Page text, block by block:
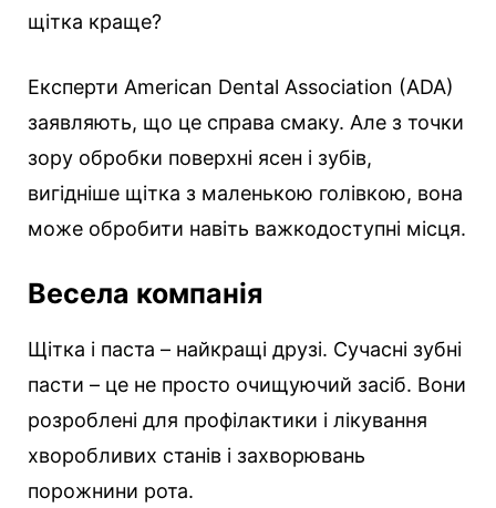
щітка краще?
Експерти American Dental Association (ADA)
заявляють, що це справа смаку. Але з точки
зору обробки поверхні ясен і зубів,
вигідніше щітка з маленькою голівкою, вона
може обробити навіть важкодоступні місця.
Весела компанія
Щітка і паста – найкращі друзі. Сучасні зубні
пасти – це не просто очищуючий засіб. Вони
розроблені для профілактики і лікування
хворобливих станів і захворювань
порожнини рота.